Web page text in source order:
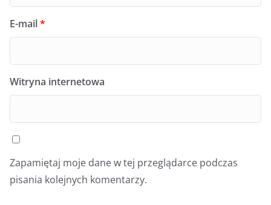
E-mail*
Witryna internetowa
Zapamiętaj moje dane w tej przeglądarce podczas
pisania kolejnych komentarzy.